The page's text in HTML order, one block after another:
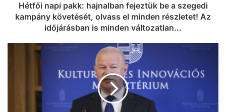
Hétfői napi pakk: hajnalban fejeztük be a szegedi
kampány követését, olvass el minden részletet! Az
időjárásban is minden változatlan...